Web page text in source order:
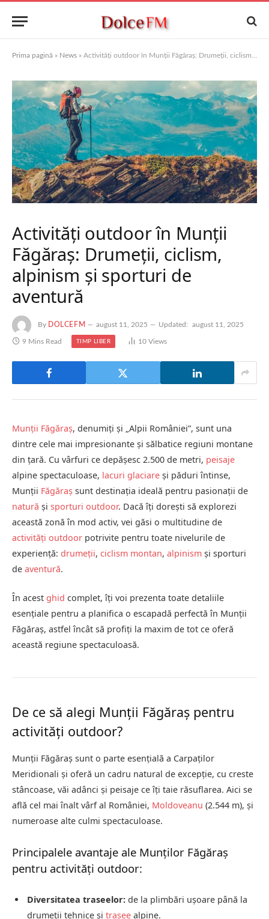
Prima pagină » News » Activități outdoor în Munții Făgăraș: Drumeții, ciclism, alpinism și sporturi de aventură
Activități outdoor în Munții
Făgăraș: Drumeții, ciclism,
alpinism și sporturi de
aventură
By DOLCEFM august 11, 2025 Updated: august 11, 2025
9 Mins Read TIMP LIBER 10 Views
Munții Făgăraș, denumiți și „Alpii României”, sunt una
dintre cele mai impresionante și sălbatice regiuni montane
din țară. Cu vârfuri ce depășesc 2.500 de metri, peisaje
alpine spectaculoase, lacuri glaciare și păduri întinse,
Munții Făgăraș sunt destinația ideală pentru pasionații de
natură și sporturi outdoor. Dacă îți dorești să explorezi
această zonă în mod activ, vei găsi o multitudine de
activități outdoor potrivite pentru toate nivelurile de
experiență: drumeții, ciclism montan, alpinism și sporturi
de aventură.
În acest ghid complet, îți voi prezenta toate detaliile
esențiale pentru a planifica o escapadă perfectă în Munții
Făgăraș, astfel încât să profiți la maxim de tot ce oferă
această regiune spectaculoasă.
De ce să alegi Munții Făgăraș pentru
activități outdoor?
Munții Făgăraș sunt o parte esențială a Carpaților
Meridionali și oferă un cadru natural de excepție, cu creste
stâncoase, văi adânci și peisaje ce îți taie răsuflarea. Aici se
află cel mai înalt vârf al României, Moldoveanu (2.544 m), și
numeroase alte culmi spectaculoase.
Principalele avantaje ale Munților Făgăraș
pentru activități outdoor:
Diversitatea traseelor: de la plimbări ușoare până la
drumeții tehnice și trasee alpine.